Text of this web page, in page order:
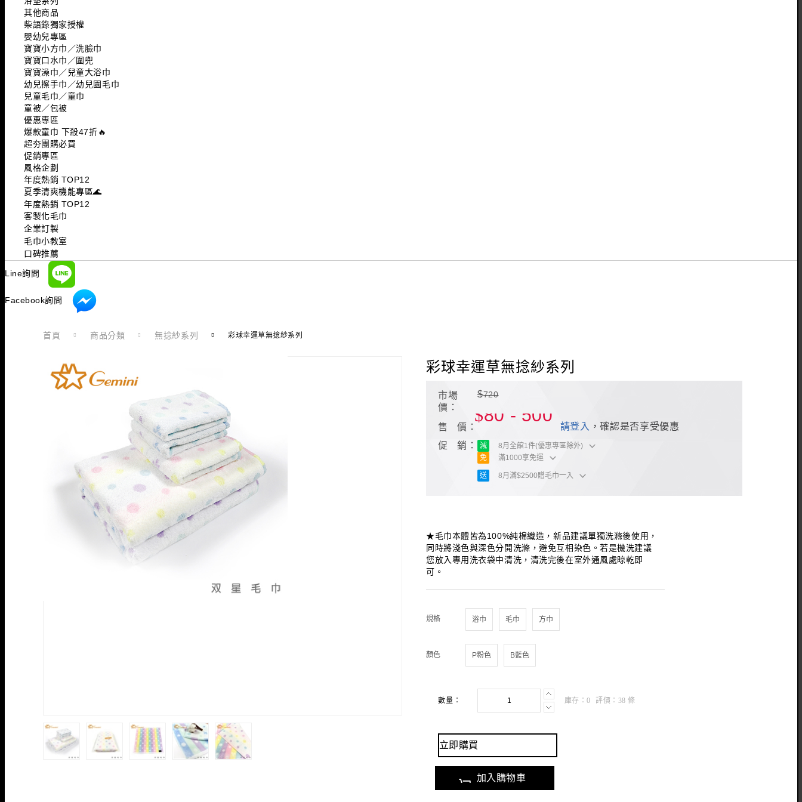
其他商品
柴語錄獨家授權
嬰幼兒專區
寶寶小方巾／洗臉巾
寶寶口水巾／圍兜
寶寶澡巾／兒童大浴巾
幼兒擦手巾／幼兒園毛巾
兒童毛巾／童巾
童被／包被
優惠專區
爆款童巾 下殺47折🔥
超夯團購必買
促銷專區
風格企劃
年度熱銷 TOP12
夏季清爽機能專區🌊
年度熱銷 TOP12
客製化毛巾
企業訂製
毛巾小教室
口碑推薦
Line詢問
Facebook詢問
首頁 商品分類 無捻紗系列 彩球幸運草無捻紗系列
彩球幸運草無捻紗系列
市場
價：
$720
售 價：
$80 - 500
請登入 ，確認是否享受優惠
促 銷：
減
8月全館1件(優惠專區除外)
免
滿1000享免運
送 8月滿$2500贈毛巾一入
★毛巾本體皆為100%純棉織造，新品建議單獨洗滌後使用，
同時將淺色與深色分開洗滌，避免互相染色。若是機洗建議
您放入專用洗衣袋中清洗，清洗完後在室外通風處晾乾即
可。
品質要求，請您安心使用。
規格
顏色
數量： 庫存：0 評價： 38 條
立即購買
加入購物車